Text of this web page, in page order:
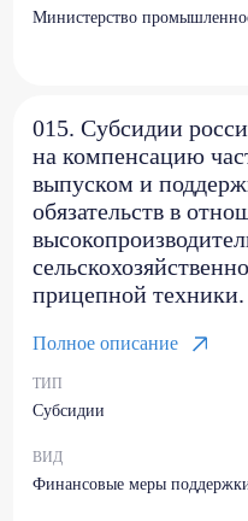
Министерство
015. Субсидии
на компенсацию
выпуском и
обязательств в
прицепной техники.
Полное описание
ТИП
Субсидии
ВИД
Финансовые меры